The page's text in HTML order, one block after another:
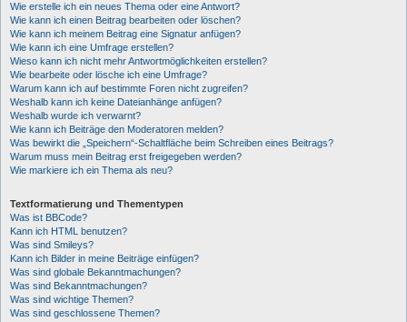
Wie erstelle ich ein neues Thema oder eine Antwort?
Wie kann ich einen Beitrag bearbeiten oder löschen?
Wie kann ich meinem Beitrag eine Signatur anfügen?
Wie kann ich eine Umfrage erstellen?
Wieso kann ich nicht mehr Antwortmöglichkeiten erstellen?
Wie bearbeite oder lösche ich eine Umfrage?
Warum kann ich auf bestimmte Foren nicht zugreifen?
Weshalb kann ich keine Dateianhänge anfügen?
Weshalb wurde ich verwarnt?
Wie kann ich Beiträge den Moderatoren melden?
Was bewirkt die „Speichern“-Schaltfläche beim Schreiben eines Beitrags?
Warum muss mein Beitrag erst freigegeben werden?
Wie markiere ich ein Thema als neu?
Textformatierung und Thementypen
Was ist BBCode?
Kann ich HTML benutzen?
Was sind Smileys?
Kann ich Bilder in meine Beiträge einfügen?
Was sind globale Bekanntmachungen?
Was sind Bekanntmachungen?
Was sind wichtige Themen?
Was sind geschlossene Themen?